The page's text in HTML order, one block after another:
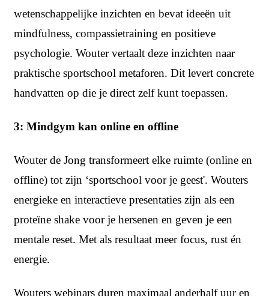
wetenschappelijke inzichten en bevat ideeën uit
mindfulness, compassietraining en positieve
psychologie. Wouter vertaalt deze inzichten naar
praktische sportschool metaforen. Dit levert concrete
handvatten op die je direct zelf kunt toepassen.
3: Mindgym kan online en offline
Wouter de Jong transformeert elke ruimte (online en
offline) tot zijn ‘sportschool voor je geest'. Wouters
energieke en interactieve presentaties zijn als een
proteïne shake voor je hersenen en geven je een
mentale reset. Met als resultaat meer focus, rust én
energie.
Wouters webinars duren maximaal anderhalf uur en